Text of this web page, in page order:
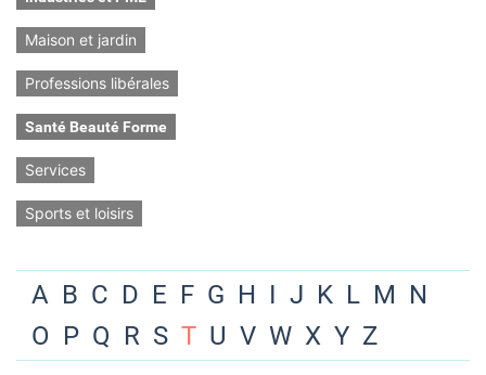
Maison et jardin
Professions libérales
Santé Beauté Forme
Services
Sports et loisirs
A B C D E F G H I J K L M N
O P Q R S T U V W X Y Z